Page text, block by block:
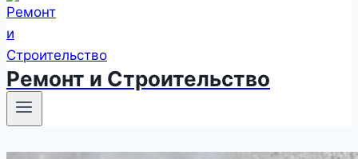
Ремонт и Строительство